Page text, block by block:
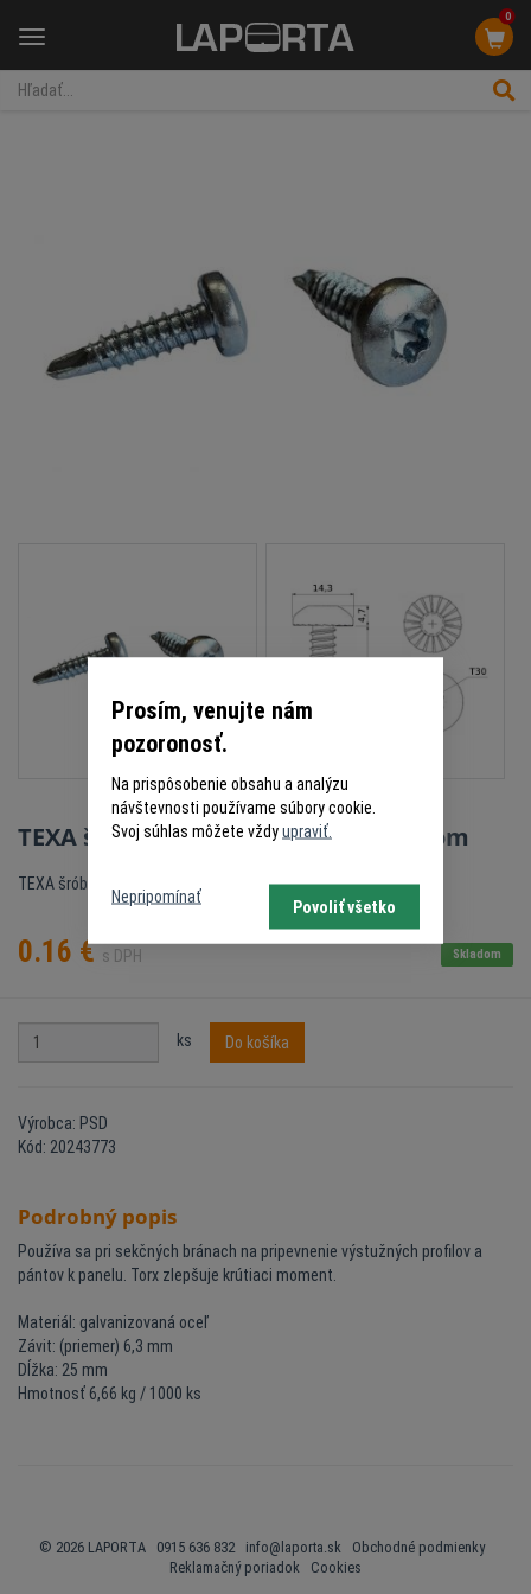
Menu
0
TEXA šrób 6,3x25mm - TORX s vrtákom
TEXA šrób s oválnou hlavou.
0.16 € s DPH Skladom
ks Do košíka
Výrobca: PSD
Kód: 20243773
Podrobný popis
Používa sa pri sekčných bránach na pripevnenie výstužných profilov a
pántov k panelu. Torx zlepšuje krútiaci moment.
Materiál: galvanizovaná oceľ
Závit: (priemer) 6,3 mm
Dĺžka: 25 mm
Hmotnosť 6,66 kg / 1000 ks
© 2026 LAPORTA 0915 636 832 info@laporta.sk
Obchodné podmienky
Reklamačný poriadok
Cookies
Prosím, venujte nám
pozoronosť.
Na prispôsobenie obsahu a analýzu
návštevnosti používame súbory cookie.
Svoj súhlas môžete vždyupraviť.
Nepripomínať
Povoliť všetko